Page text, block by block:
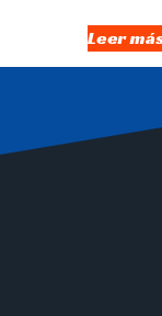
Leer